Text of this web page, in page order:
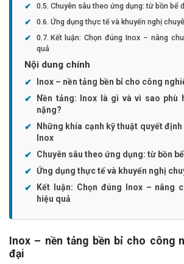
Chuyên sâu theo ứng dụng: từ bồn bể
Ứng dụng thực tế và khuyến nghị
Kết luận: Chọn đúng Inox – nâng
quả
Nội dung chính
Inox – nền tảng bền bỉ cho công
Nền tảng: Inox là gì và vì sao phù
nặng?
Những khía cạnh kỹ thuật quyết
Inox
Chuyên sâu theo ứng dụng: từ bồn
Ứng dụng thực tế và khuyến nghị
Kết luận: Chọn đúng Inox – nâng
hiệu quả
Inox – nền tảng bền bỉ cho công
đại